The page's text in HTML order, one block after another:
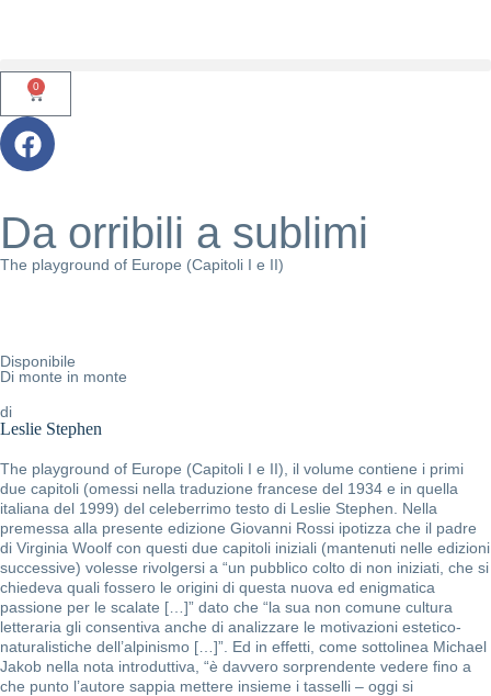
0
Da orribili a sublimi
The playground of Europe (Capitoli I e II)
Disponibile
Di monte in monte
di
Leslie Stephen
The playground of Europe (Capitoli I e II), il volume contiene i primi
due capitoli (omessi nella traduzione francese del 1934 e in quella
italiana del 1999) del celeberrimo testo di Leslie Stephen. Nella
premessa alla presente edizione Giovanni Rossi ipotizza che il padre
di Virginia Woolf con questi due capitoli iniziali (mantenuti nelle edizioni
successive) volesse rivolgersi a “un pubblico colto di non iniziati, che si
chiedeva quali fossero le origini di questa nuova ed enigmatica
passione per le scalate […]” dato che “la sua non comune cultura
letteraria gli consentiva anche di analizzare le motivazioni estetico-
naturalistiche dell’alpinismo […]”. Ed in effetti, come sottolinea Michael
Jakob nella nota introduttiva, “è davvero sorprendente vedere fino a
che punto l’autore sappia mettere insieme i tasselli – oggi si